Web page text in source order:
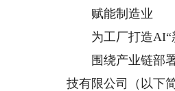
赋能制造业
为工厂打造AI“
围绕产业链部署
技有限公司（以下